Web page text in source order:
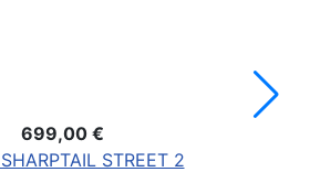
699,00 €
STREET 2